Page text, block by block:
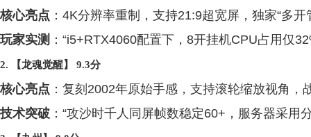
核心亮点 ：4K分辨率重制，支持21:9超宽屏，独家“多
玩家实测 ：“i5+RTX4060配置下，8开挂机CPU占用仅
2. 【龙魂觉醒】 9.3分
核心亮点 ：复刻2002年原始手感，支持滚轮缩放视角
技术突破 ：“攻沙时千人同屏帧数稳定60+，服务器采用